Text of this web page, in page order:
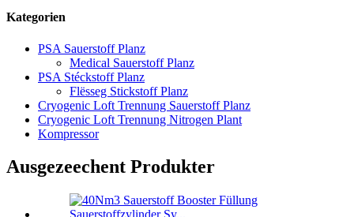
Kategorien
PSA Sauerstoff Planz
Medical Sauerstoff Planz
PSA Stéckstoff Planz
Flësseg Stickstoff Planz
Cryogenic Loft Trennung Sauerstoff Planz
Cryogenic Loft Trennung Nitrogen Plant
Kompressor
Ausgezeechent Produkter